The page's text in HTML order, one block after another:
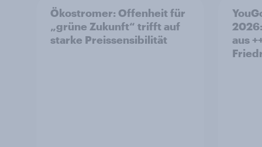
Ökostromer: Offenheit für
„grüne Zukunft“ trifft auf
starke Preissensibilität
aus